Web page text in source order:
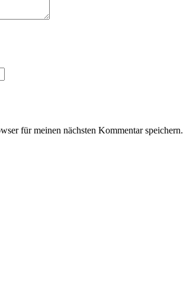
für meinen nächsten Kommentar speichern.